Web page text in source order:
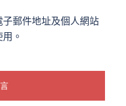
郵件地址及個人網站
。